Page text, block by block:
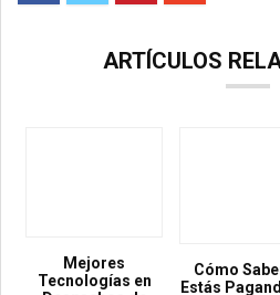
ARTÍCULOS
Mejores
Tecnologías en
Cómo
Estás